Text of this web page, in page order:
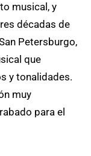
musical, y
décadas de
Petersburgo,
que
y tonalidades.
muy
para el